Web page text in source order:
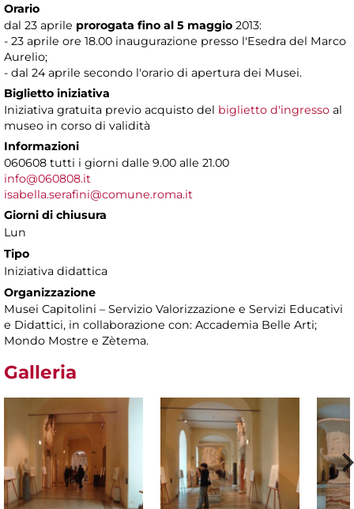
Orario
dal 23 aprile prorogata fino al 5 maggio 2013:
- 23 aprile ore 18.00 inaugurazione presso l'Esedra del Marco
Aurelio;
- dal 24 aprile secondo l'orario di apertura dei Musei.
Biglietto iniziativa
Iniziativa gratuita previo acquisto del biglietto d'ingresso al
museo in corso di validità
Informazioni
060608 tutti i giorni dalle 9.00 alle 21.00
info@060808.it
isabella.serafini@comune.roma.it
Giorni di chiusura
Lun
Tipo
Iniziativa didattica
Organizzazione
Musei Capitolini – Servizio Valorizzazione e Servizi Educativi
e Didattici, in collaborazione con: Accademia Belle Arti;
Mondo Mostre e Zètema.
Galleria